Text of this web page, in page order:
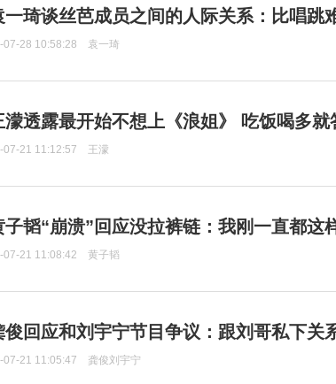
一琦谈丝芭成员之间的人际关系：比唱跳
07-28 10:58:28 袁一琦
濛透露最开始不想上《浪姐》 吃饭喝多就
07-21 11:12:57 王濛
子韬“崩溃”回应没拉裤链：我刚一直都这
07-21 11:08:42 黄子韬
俊回应和刘宇宁节目争议：跟刘哥私下关
07-21 11:05:47 龚俊刘宇宁